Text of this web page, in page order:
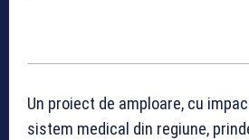
Un proiect de amploare, cu
sistem medical din regiune,